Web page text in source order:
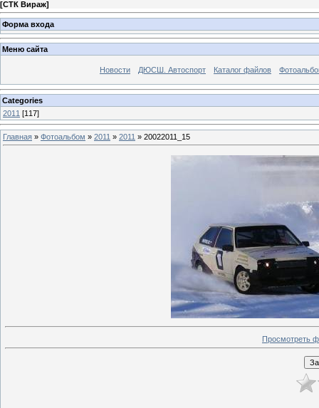
[СТК Вираж]
Форма входа
Меню сайта
Новости ДЮСШ. Автоспорт Каталог файлов
Categories
2011 [117]
Главная » Фотоальбом » 2011 » 2011 » 20022011_15
Просмотреть